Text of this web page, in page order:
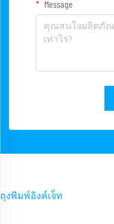
Message
ถุงพิมพ์อิงค์เจ็ท